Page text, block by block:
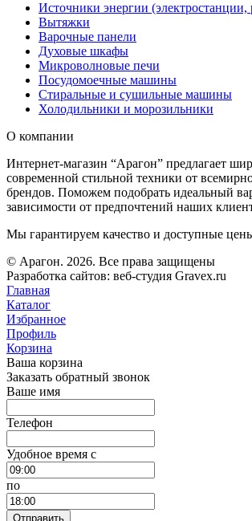
Источники энергии (электростанции,
Вытяжки
Варочные панели
Духовые шкафы
Микроволновые печи
Посудомоечные машины
Стиральные и сушильные машины
Холодильники и морозильники
О компании
Интернет-магазин “Арагон” предлагает
современной стильной техники от
брендов. Поможем подобрать идеальный
зависимости от предпочтений наших
Мы гарантируем качество и доступные
© Арагон. 2026. Все права защищены
Разработка сайтов: веб-студия Gravex.ru
Главная
Каталог
Избранное
Профиль
Корзина
Ваша корзина
Заказать обратный звонок
Ваше имя
Телефон
Удобное время c
по
Отправить